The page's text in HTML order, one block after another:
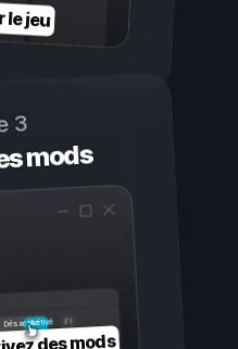
le jeu
3
mods
Activé
Désactivé